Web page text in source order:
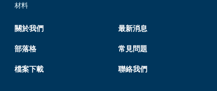
材料
關於我們 最新消息
部落格 常見問題
檔案下載 聯絡我們